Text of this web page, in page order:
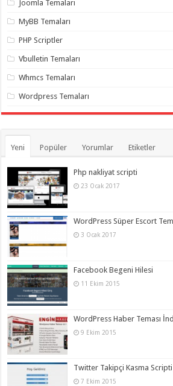
organizasyon ,
gaziantep
organizasyon,
palyaço,
takipçi
twitter
hilesi ,
takipçi
Joomla Temaları
MyBB Temaları
PHP Scriptler
Vbulletin Temaları
Whmcs Temaları
Wordpress Temaları
Yeni Popüler Yorumlar Etiketler
Php nakliyat scripti
23 Ocak 2017
WordPress Süper Escort
3 Ocak 2017
Facebook Begeni Hilesi
11 Ekim 2015
WordPress Haber Teması
9 Ekim 2015
Twitter Takipçi Kasma
7 Ekim 2015